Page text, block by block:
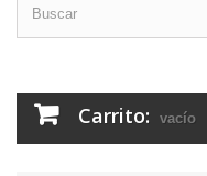
Carrito: vacío